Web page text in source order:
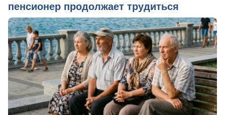
пенсионер продолжает трудиться